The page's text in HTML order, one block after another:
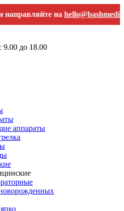
наhello@bashmedica.ru
до 18.00
аппараты